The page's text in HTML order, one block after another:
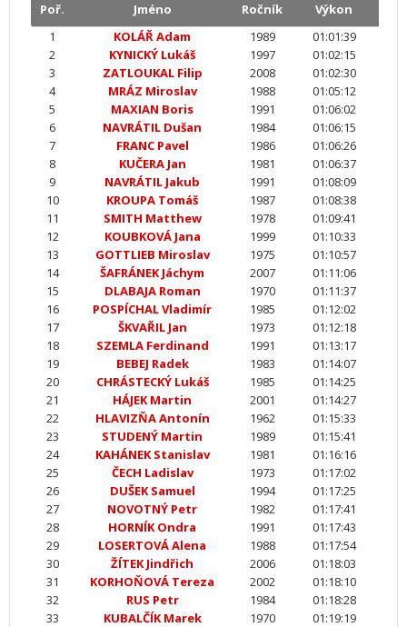
Poř. Jméno Ročník
Výkon
1
KOLÁŘ Adam 1989
01:01:39
2
KYNICKÝ Lukáš 1997
01:02:15
3
ZATLOUKAL Filip 2008
01:02:30
4
MRÁZ Miroslav 1988
01:05:12
5
MAXIAN Boris 1991
01:06:02
6
NAVRÁTIL Dušan 1984
01:06:15
7
FRANC Pavel 1986
01:06:26
8
KUČERA Jan 1981
01:06:37
9
NAVRÁTIL Jakub 1991
01:08:09
10
KROUPA Tomáš 1987
01:08:38
11
SMITH Matthew 1978
01:09:41
12
KOUBKOVÁ Jana 1999
01:10:33
13
GOTTLIEB Miroslav 1975
01:10:57
14
ŠAFRÁNEK Jáchym 2007
01:11:06
15
DLABAJA Roman 1970
01:11:37
16
POSPÍCHAL Vladimír 1985
01:12:02
17
ŠKVAŘIL Jan 1973
01:12:18
18
SZEMLA Ferdinand 1991
01:13:17
19
BEBEJ Radek 1983
01:14:07
20
CHRÁSTECKÝ Lukáš 1985
01:14:25
21
HÁJEK Martin 2001
01:14:27
22
HLAVIZŇA Antonín 1962
01:15:33
23
STUDENÝ Martin 1989
01:15:41
24
KAHÁNEK Stanislav 1981
01:16:16
25
ČECH Ladislav 1973
01:17:02
26
DUŠEK Samuel 1994
01:17:25
27
NOVOTNÝ Petr 1982
01:17:41
28
HORNÍK Ondra 1991
01:17:43
29
LOSERTOVÁ Alena 1988
01:17:54
30
ŽÍTEK Jindřich 2006
01:18:03
31
KORHOŇOVÁ Tereza 2002
01:18:10
32
RUS Petr 1984
01:18:28
33
KUBALČÍK Marek 1970
01:19:19